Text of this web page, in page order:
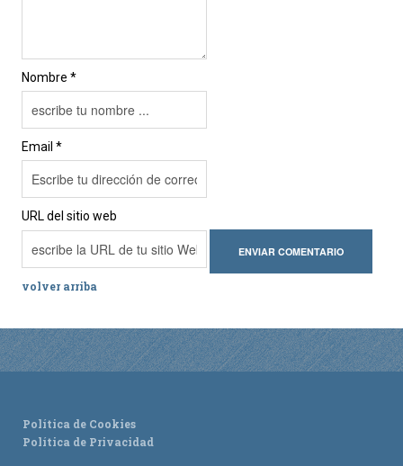
Nombre *
Email *
URL del sitio web
volver arriba
Política de Cookies
Política de Privacidad